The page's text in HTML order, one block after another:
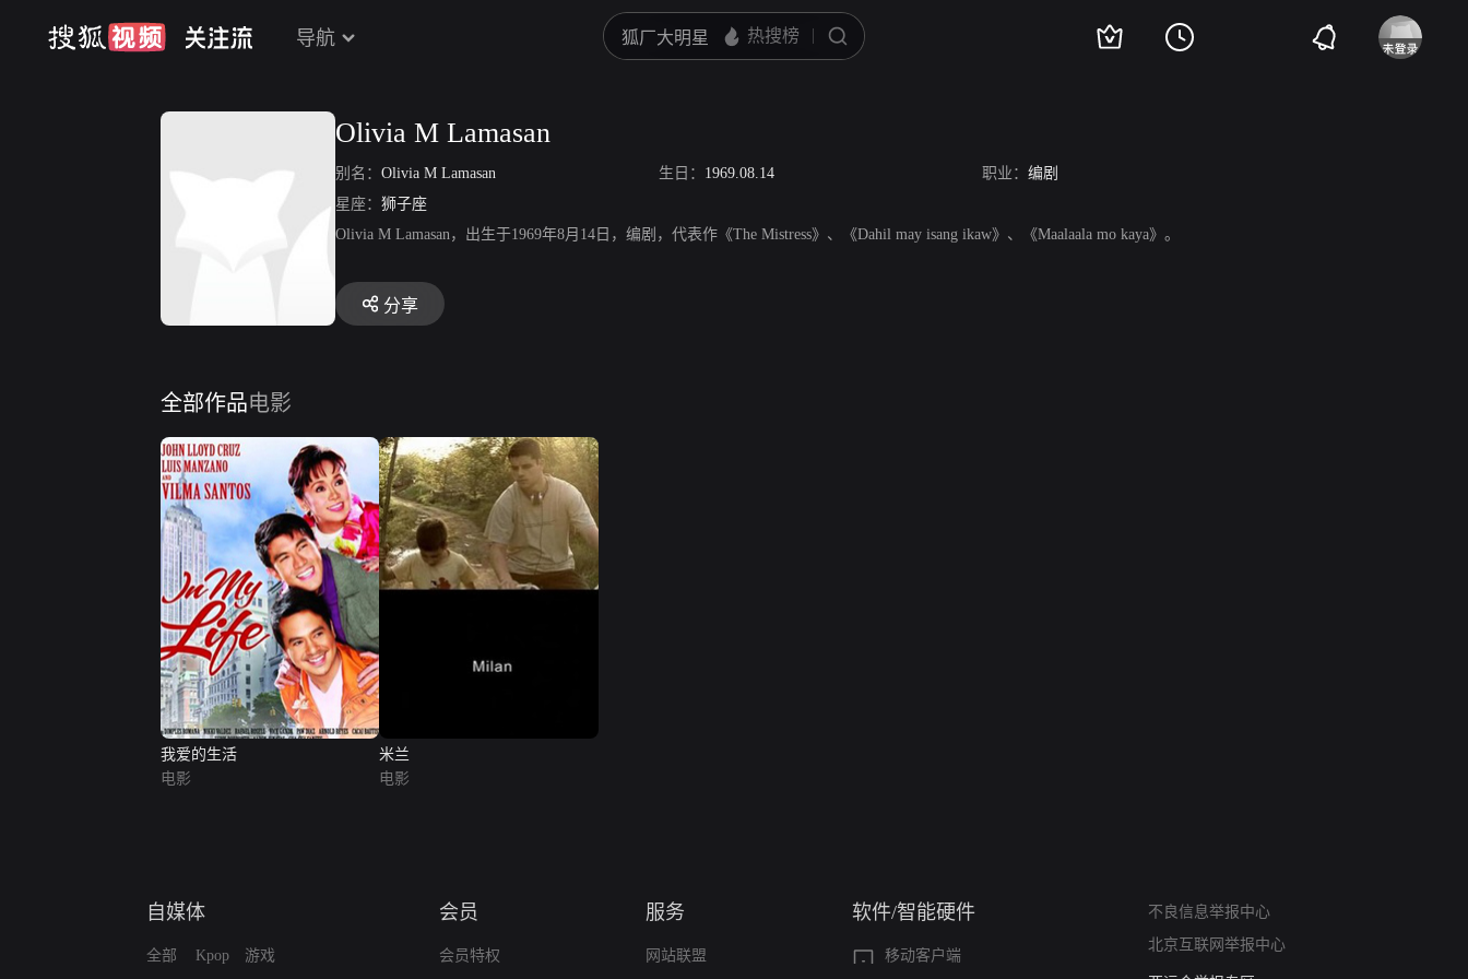
导航
Olivia M Lamasan
别名： Olivia M Lamasan 生日： 1969.08.14 职业： 编剧
星座： 狮子座
Olivia M Lamasan，出生于1969年8月14日，编剧，代表作《The Mistress》、《Dahil may isang ikaw》、《Maalaala mo kaya》。
分享
全部作品电影
我爱的生活
电影
米兰
电影
自媒体
全部 Kpop 游戏
会员
会员特权
服务
网站联盟
软件/智能硬件
移动客户端
不良信息举报中心
北京互联网举报中心
算法推荐专项举报